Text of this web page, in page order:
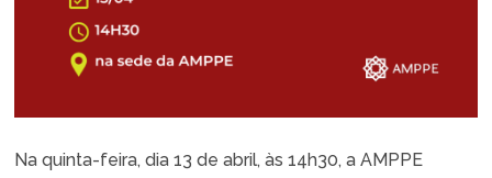
Na quinta-feira, dia 13 de abril, às 14h30, a AMPPE